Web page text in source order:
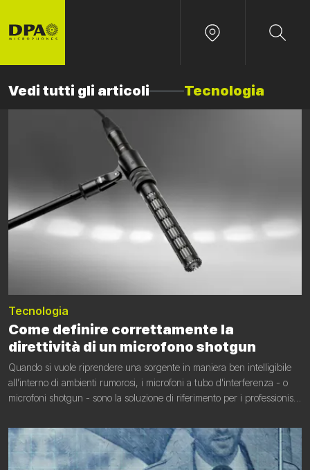
Vedi tutti gli articoli Tecnologia
Tecnologia
Come definire correttamente la
direttività di un microfono shotgun
Quando si vuole riprendere una sorgente in maniera ben intelligibile
all’interno di ambienti rumorosi, i microfoni a tubo d'interferenza - o
microfoni shotgun - sono la soluzione di riferimento per i professionisti
sportivi e della natura. Questi microfoni specializzati sono progettati
per mitigare i rumori indesiderati e offrire un'eccellente qualità audio.